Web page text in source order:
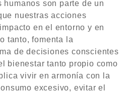
humanos son parte de un
nuestras acciones
en el entorno y en
tanto, fomenta la
de decisiones conscientes
bienestar tanto propio como
vivir en armonía con la
excesivo, evitar el